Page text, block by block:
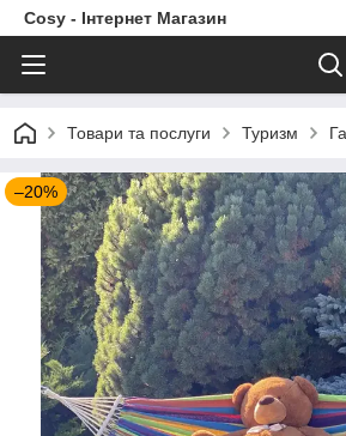
Cosy - Інтернет Магазин
Товари та послуги Туризм
–20%